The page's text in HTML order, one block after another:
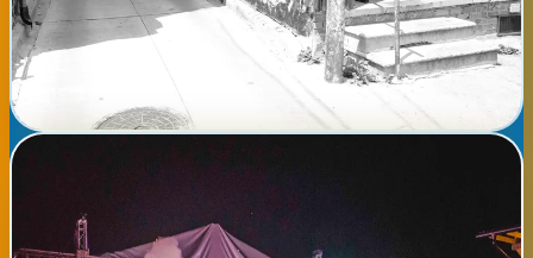
trabajando, degustaciones de productos típicos y un área
infantil con talleres participativos. Acceso libre de 10:00 a 21:00
horas.
Ver detalles completos →
📅
en la Ría